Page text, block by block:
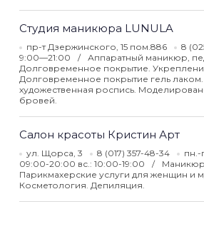
Студия маникюра LUNULA
пр-т Дзержинского, 15 пом.886 8
9:00—21:00
Аппаратный маникюр,
Долговременное покрытие.
Долговременное покрытие гель
художественная роспись.
бровей.
Салон красоты Кристин Арт
ул. Щорса, 3 8 (017) 357-48-34
пн.-
09:00-20:00 вс.: 10:00-19:00
Парикмахерские услуги для женщин и
Косметология. Депиляция.